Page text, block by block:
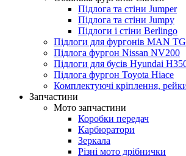
Підлога та стіни Jumper
Підлога та стіни Jumpy
Підлоги і стіни Berlingo
Підлоги для фургонів MAN
Підлога фургон Nissan NV200
Підлоги для бусів Hyundai
Підлога фургон Toyota Hiace
Комплектуючі кріплення,
Запчастини
Мото запчастини
Коробки передач
Карбюратори
Зеркала
Різні мото дрібнички